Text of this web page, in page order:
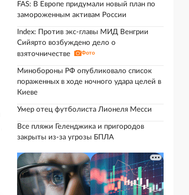
FAS: В Европе придумали новый план по
замороженным активам России
Index: Против экс-главы МИД Венгрии
Сийярто возбуждено дело о
взяточничестве
Фото
Минобороны РФ опубликовало список
пораженных в ходе ночного удара целей в
Киеве
Умер отец футболиста Лионеля Месси
Все пляжи Геленджика и пригородов
закрыты из-за угрозы БПЛА